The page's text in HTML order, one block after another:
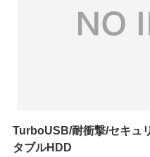
TurboUSB/耐衝撃/セキュ
タブルHDD